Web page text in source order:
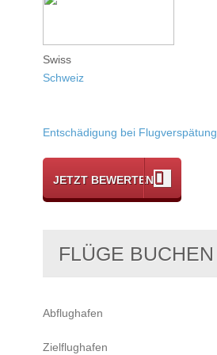
Swiss
Schweiz
Entschädigung bei Flugverspätung
JETZT BEWERTEN
FLÜGE BUCHEN